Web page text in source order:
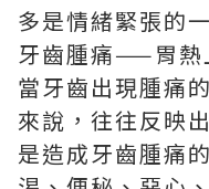
多是情緒緊張的
牙齒腫痛——胃熱
當牙齒出現腫痛
來說，往往反映
是造成牙齒腫痛